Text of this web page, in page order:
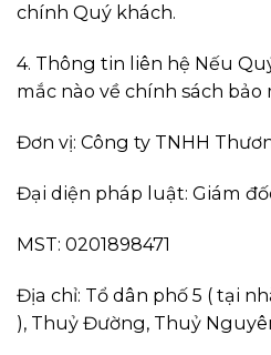
chính Quý khách.
4. Thông tin liên hệ Nếu
mắc nào về chính sách
Đơn vị: Công ty TNHH
Đại diện pháp luật: Giám
MST: 0201898471
Địa chỉ: Tổ dân phố 5 ( tại
), Thuỷ Đường, Thuỷ